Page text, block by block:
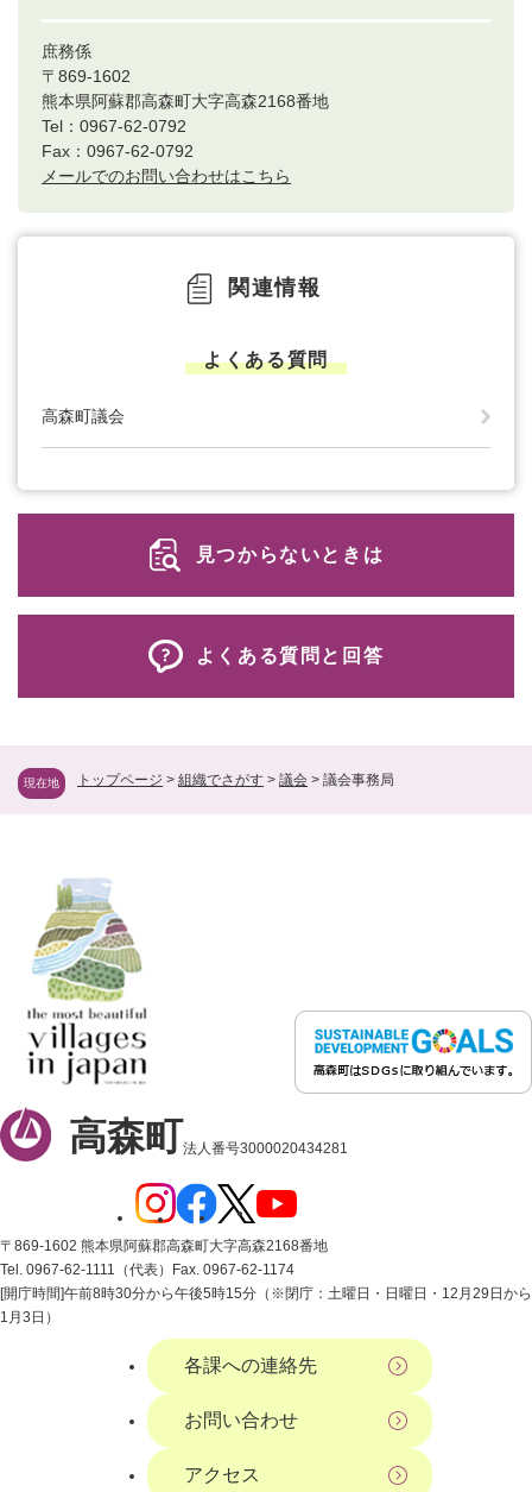
現在地 トップページ > 組織でさがす > 議会 > 議会事務局
庶務係
〒869-1602
熊本県阿蘇郡高森町大字高森2168番地
Tel：0967-62-0792
Fax：0967-62-0792
メールでのお問い合わせはこちら
関連情報
よくある質問
高森町議会
見つからないときは
よくある質問と回答
高森町法人番号3000020434281
〒869-1602 熊本県阿蘇郡高森町大字高森2168番地
Tel. 0967-62-1111（代表） Fax. 0967-62-1174
[開庁時間]午前8時30分から午後5時15分（※閉庁：土曜日・日曜日・12月29日から
1月3日）
各課への連絡先
お問い合わせ
アクセス